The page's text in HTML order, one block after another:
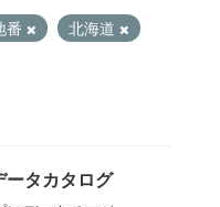
番
北海道
ータカタログ